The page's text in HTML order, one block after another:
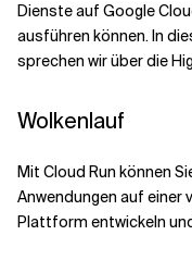
Verwandte Themen
Dienste auf Google
ausführen können. In
sprechen wir über die
Wolkenlauf
Mit Cloud Run können
Anwendungen auf einer
Plattform entwickeln